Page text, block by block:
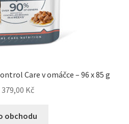
Care v omáčce – 96 x 85 g
379,00 Kč
obchodu